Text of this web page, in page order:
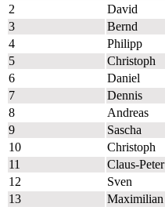
2
David
3
Bernd
4
Philipp
5
Christoph
6
Daniel
7
Dennis
8
Andreas
9
Sascha
10
Christoph
11
Claus-Peter
12
Sven
13
Maximilian